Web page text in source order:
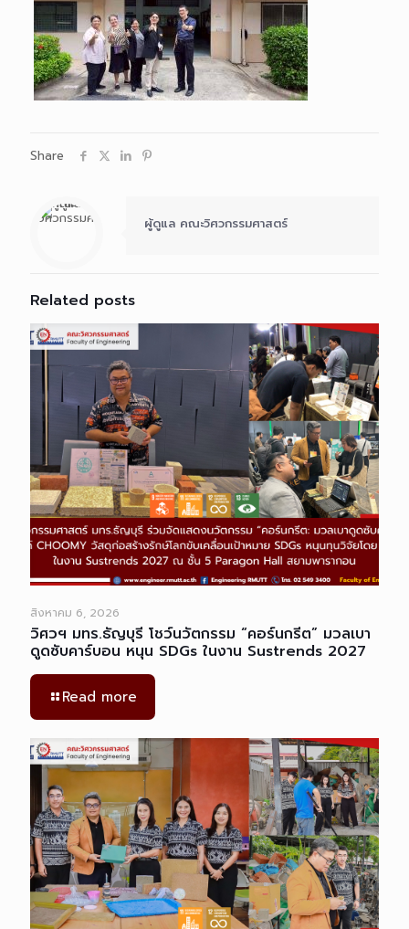
Share
ผู้ดูแล คณะวิศวกรรมศาสตร์
Related posts
สิงหาคม 6, 2026
วิศวฯ มทร.ธัญบุรี โชว์นวัตกรรม “คอร์นกรีต” มวลเบา
ดูดซับคาร์บอน หนุน SDGs ในงาน Sustrends 2027
Read more